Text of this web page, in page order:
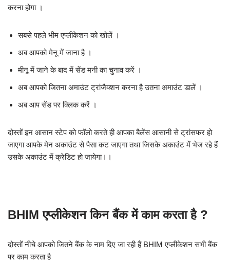
करना होगा ।
सबसे पहले भीम एप्लीकेशन को खोलें ।
अब आपको मेनू में जाना है ।
मीनू में जाने के बाद में सेंड मनी का चुनाव करें ।
अब आपको जितना अमाउंट ट्रांजैक्शन करना है उतना अमाउंट डालें ।
अब आप सेंड पर क्लिक करें ।
दोस्तों इन आसान स्टेप को फॉलो करते ही आपका बैलेंस आसानी से ट्रांसफर हो
जाएगा आपके मेन अकाउंट से पैसा कट जाएगा तथा जिसके अकाउंट में भेज रहे हैं
उसके अकाउंट में क्रेडिट हो जायेगा।।
BHIM एप्लीकेशन किन बैंक में काम करता है ?
दोस्तों नीचे आपको जितने बैंक के नाम दिए जा रही हैं BHIM एप्लीकेशन सभी बैंक
पर काम करता है